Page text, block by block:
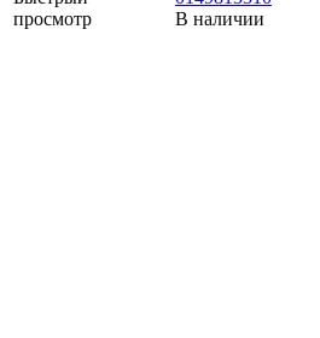
просмотр
В наличии